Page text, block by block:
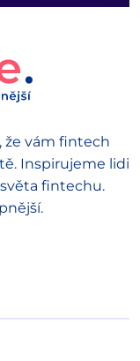
že vám fintech
Inspirujeme lidi
fintechu.